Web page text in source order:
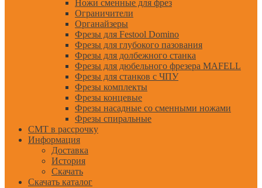
Ножи сменные для фрез
Ограничители
Органайзеры
Фрезы для Festool Domino
Фрезы для глубокого пазования
Фрезы для долбежного станка
Фрезы для дюбельного фрезера MAFELL
Фрезы для станков с ЧПУ
Фрезы комплекты
Фрезы концевые
Фрезы насадные со сменными ножами
Фрезы спиральные
CMT в рассрочку
Информация
Доставка
История
Скачать
Скачать каталог